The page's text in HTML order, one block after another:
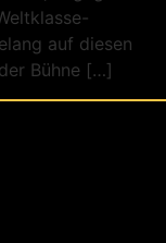
auf diesen
Bühne […]